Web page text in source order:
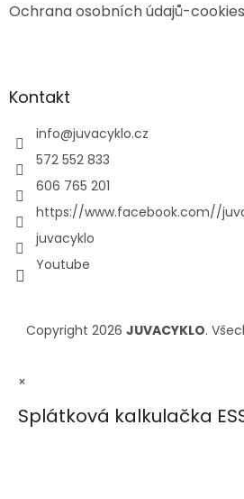
Ochrana osobních údajů-cookies
Kontakt
info@juvacyklo.cz
572 552 833
606 765 201
https://www.facebook.com//
juvacyklo
Youtube
Copyright 2026 JUVACYKLO.
×
Splátková kalkulačka